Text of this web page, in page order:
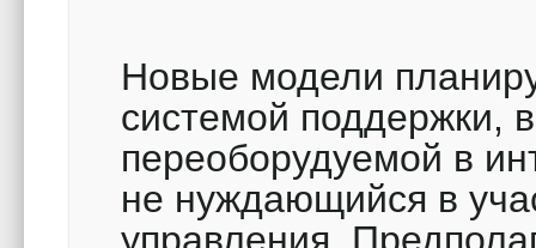
Новые модели
системой поддержки,
переоборудуемой в
не нуждающийся в